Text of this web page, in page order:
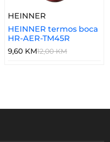
HR-BJK-26T
HEINNER
HEINNER termos boca
HR-AER-TM45R
9,60 KM12,00 KM